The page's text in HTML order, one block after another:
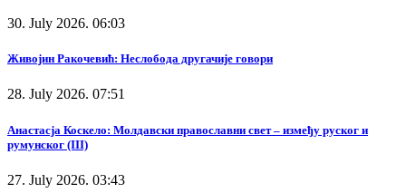
30. July 2026. 06:03
Живојин Ракочевић: Неслобода другачије говори
28. July 2026. 07:51
Анастасја Коскело: Молдавски православни свет – између руског и
румунског (III)
27. July 2026. 03:43